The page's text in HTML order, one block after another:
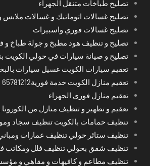
تصليح طباخات متنقل الجهراء
تصليح غسالات اتوماتيك و غسالات ملابس
تصليح غسالات فوري واسبيرات
تصليح و تنظيف هود مطبخ و جولة طباخ و
تصليح و صيانة سيارات في حولي الكويت
تعقيم سيارات الكويت غسيل سيارات
تعقيم منازل الكويت خدمة فورية65781212
تعقيم منازل فوري الجهراء
تعقيم و تطهير و تنظيف منازل من الكورونا
تنظيف حمامات بالكويت تنظيف سجاد
تنظيف ستائر حولي تنظيف عمارات
تنظيف شقق بحولي تنظيف فلل ومكاتب
تنظيف مطاعم و كافيهات و مقاهي و